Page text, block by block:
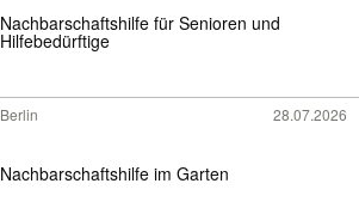
Nachbarschaftshilfe für Senioren und
Hilfebedürftige
Berlin 28.07.2026
Nachbarschaftshilfe im Garten